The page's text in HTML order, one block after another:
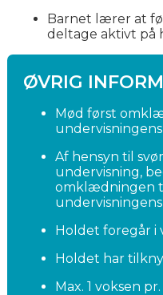
Barnet lærer at
deltage aktivt på
ØVRIG
Mød først
Af hensyn til
undervisning,
omklædningen
Holdet foregår i
Holdet har
Max. 1 voksen